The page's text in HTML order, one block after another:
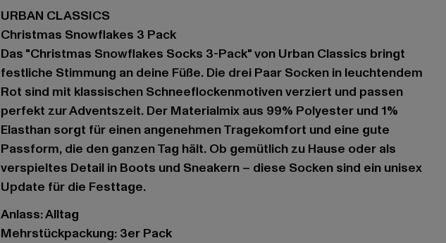
URBAN CLASSICS
Christmas Snowflakes 3 Pack
Das "Christmas Snowflakes Socks 3-Pack" von Urban Classics bringt
festliche Stimmung an deine Füße. Die drei Paar Socken in leuchtendem
Rot sind mit klassischen Schneeflockenmotiven verziert und passen
perfekt zur Adventszeit. Der Materialmix aus 99% Polyester und 1%
Elasthan sorgt für einen angenehmen Tragekomfort und eine gute
Passform, die den ganzen Tag hält. Ob gemütlich zu Hause oder als
verspieltes Detail in Boots und Sneakern – diese Socken sind ein unisex
Update für die Festtage.
Anlass: Alltag
Mehrstückpackung: 3er Pack